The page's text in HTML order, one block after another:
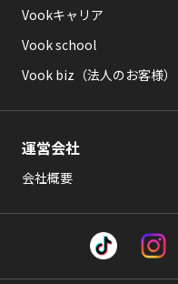
Vookキャリア
Vook school
Vook biz（法人のお客様）
運営会社
会社概要